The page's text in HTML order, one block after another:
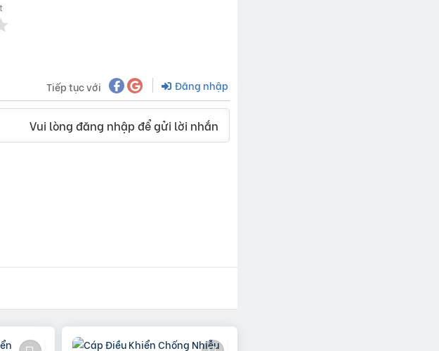
Tiếp tục với Đăng nhập
Vui lòng đăng nhập để gửi lời nhắn